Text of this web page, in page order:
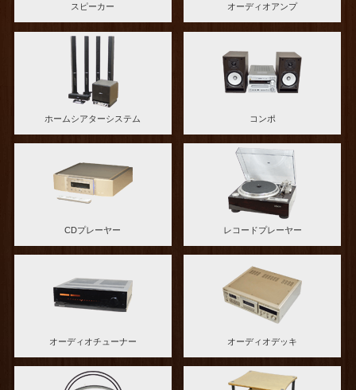
スピーカー オーディオアンプ
ホームシアターシステム コンポ
CDプレーヤー レコードプレーヤー
オーディオチューナー オーディオデッキ